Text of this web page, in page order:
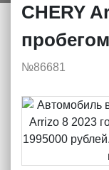
CHERY
№86681